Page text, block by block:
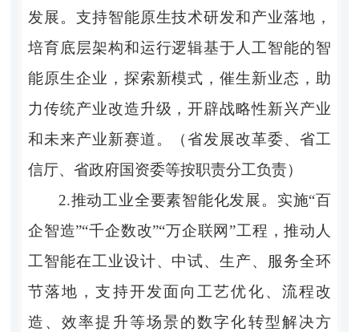
发展。支持智能原生技术研发和产业落地，
培育底层架构和运行逻辑基于人工智能的智
能原生企业，探索新模式，催生新业态，助
力传统产业改造升级，开辟战略性新兴产业
和未来产业新赛道。（省发展改革委、省工
信厅、省政府国资委等按职责分工负责）
2.推动工业全要素智能化发展。实施“百
企智造”“千企数改”“万企联网”工程，推动人
工智能在工业设计、中试、生产、服务全环
节落地，支持开发面向工艺优化、流程改
造、效率提升等场景的数字化转型解决方